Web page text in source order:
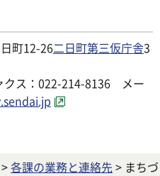
町12-26二日町第三仮庁舎3
ス：022-214-8136 メー
>各課の業務と連絡先> まちづ